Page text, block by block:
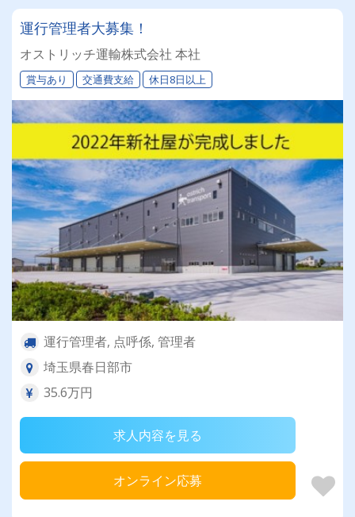
運行管理者大募集！
オストリッチ運輸株式会社 本社
賞与あり 交通費支給 休日8日以上
運行管理者, 点呼係, 管理者
埼玉県春日部市
35.6万円
求人内容を見る
オンライン応募